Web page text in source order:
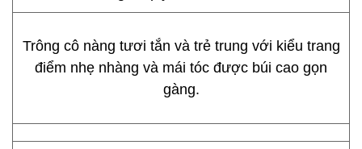
Trông cô nàng tươi tắn và trẻ trung với kiểu trang
điểm nhẹ nhàng và mái tóc được búi cao gọn
gàng.